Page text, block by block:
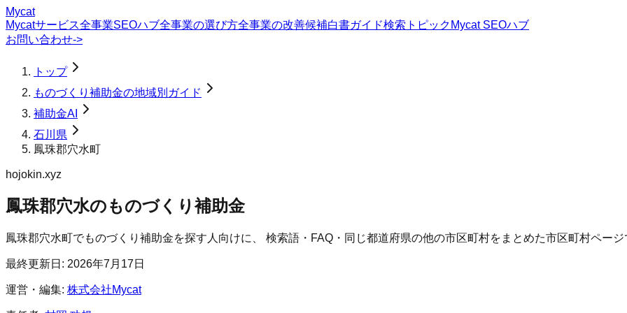
Mycat
Mycatサービス全事業SEOハブ全事業の選び方全事業の改善候補白書ガイド検索トピック Mycat SEOハブ
お問い合わせ->
トップ
ものづくり補助金の地域別ガイド
補助金AI
石川県
鳳珠郡穴水町
hojokin.xyz
鳳珠郡穴水のものづくり補助金
鳳珠郡穴水町でものづくり補助金を探す人向けに、 検索語・FAQ・同じ都道府県の他の市区町村をまとめた市区町村ページ
最終更新日: 2026年7月17日
運営・編集: 株式会社Mycat